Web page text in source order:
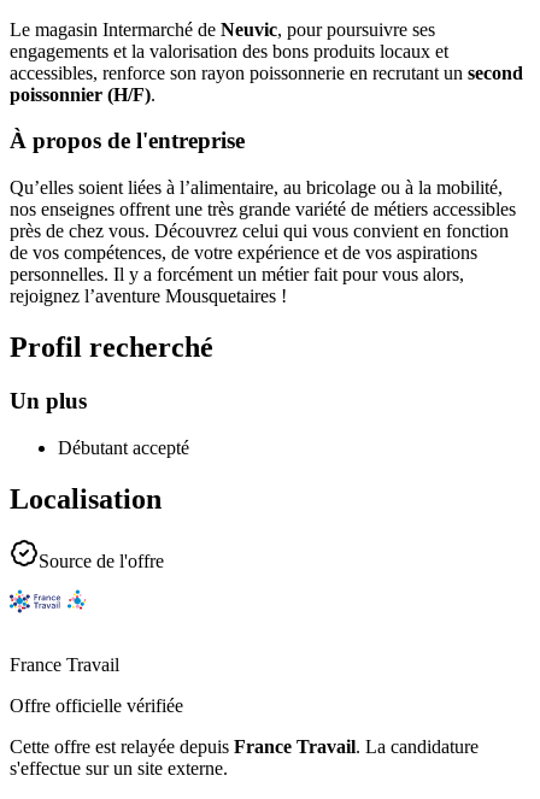
Le magasin Intermarché de Neuvic, pour poursuivre ses
engagements et la valorisation des bons produits locaux et
accessibles, renforce son rayon poissonnerie en recrutant un second
poissonnier (H/F).
À propos de l'entreprise
Qu’elles soient liées à l’alimentaire, au bricolage ou à la mobilité,
nos enseignes offrent une très grande variété de métiers accessibles
près de chez vous. Découvrez celui qui vous convient en fonction
de vos compétences, de votre expérience et de vos aspirations
personnelles. Il y a forcément un métier fait pour vous alors,
rejoignez l’aventure Mousquetaires !
Profil recherché
Un plus
Débutant accepté
Localisation
Source de l'offre
France Travail
Offre officielle vérifiée
Cette offre est relayée depuis France Travail. La candidature
s'effectue sur un site externe.